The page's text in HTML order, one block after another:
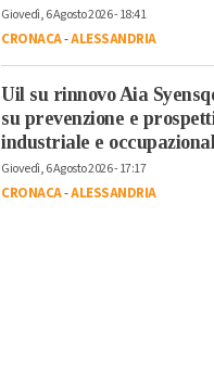
Giovedì, 6 Agosto 2026 - 18:41
CRONACA-ALESSANDRIA
Uil su rinnovo Aia
su prevenzione e
industriale e
Giovedì, 6 Agosto 2026 - 17:17
CRONACA-ALESSANDRIA